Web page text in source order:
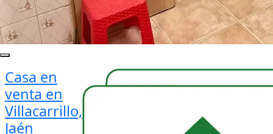
Casa en
venta en
Villacarrillo,
Jaén